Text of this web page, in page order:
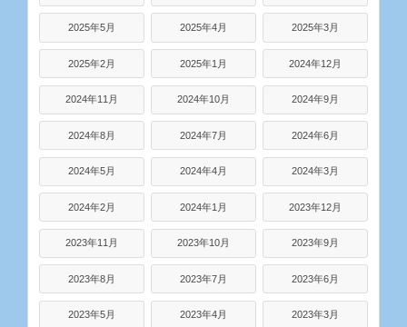
2025年5月 2025年4月 2025年3月
2025年2月 2025年1月 2024年12月
2024年11月 2024年10月 2024年9月
2024年8月 2024年7月 2024年6月
2024年5月 2024年4月 2024年3月
2024年2月 2024年1月 2023年12月
2023年11月 2023年10月 2023年9月
2023年8月 2023年7月 2023年6月
2023年5月 2023年4月 2023年3月